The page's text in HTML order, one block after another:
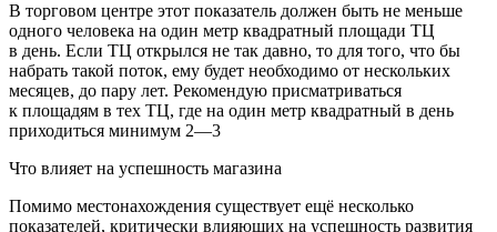
В торговом центре этот показатель должен быть не меньше
одного человека на один метр квадратный площади ТЦ
в день. Если ТЦ открылся не так давно, то для того, что бы
набрать такой поток, ему будет необходимо от нескольких
месяцев, до пару лет. Рекомендую присматриваться
к площадям в тех ТЦ, где на один метр квадратный в день
приходиться минимум 2—3
Что влияет на успешность магазина
Помимо местонахождения существует ещё несколько
показателей, критически влияющих на успешность развития